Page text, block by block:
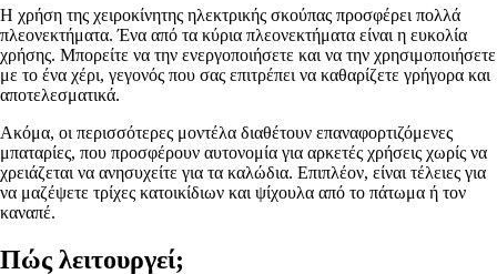
Η χρήση της χειροκίνητης ηλεκτρικής σκούπας προσφέρει πολλά
πλεονεκτήματα. Ένα από τα κύρια πλεονεκτήματα είναι η ευκολία
χρήσης. Μπορείτε να την ενεργοποιήσετε και να την χρησιμοποιήσετε
με το ένα χέρι, γεγονός που σας επιτρέπει να καθαρίζετε γρήγορα και
αποτελεσματικά.
Ακόμα, οι περισσότερες μοντέλα διαθέτουν επαναφορτιζόμενες
μπαταρίες, που προσφέρουν αυτονομία για αρκετές χρήσεις χωρίς να
χρειάζεται να ανησυχείτε για τα καλώδια. Επιπλέον, είναι τέλειες για
να μαζέψετε τρίχες κατοικίδιων και ψίχουλα από το πάτωμα ή τον
καναπέ.
Πώς λειτουργεί;